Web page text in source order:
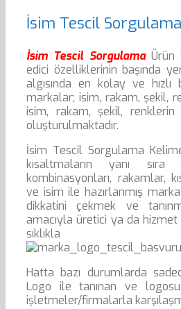
İsim Tescil Sorgulama
İsim Tescil SorgulamaÜrün
edici özelliklerinin başında
algısında en kolay ve
markalar; isim, rakam, şekil,
isim, rakam, şekil, renklerin
oluşturulmaktadır.
İsim Tescil Sorgulama
kısaltmaların yanı
kombinasyonları, rakamlar,
ve isim ile hazırlanmış
dikkatini çekmek ve
amacıyla üretici ya da
sıklıkla
Hatta bazı durumlarda
Logo ile tanınan ve
işletmeler/firmalarla